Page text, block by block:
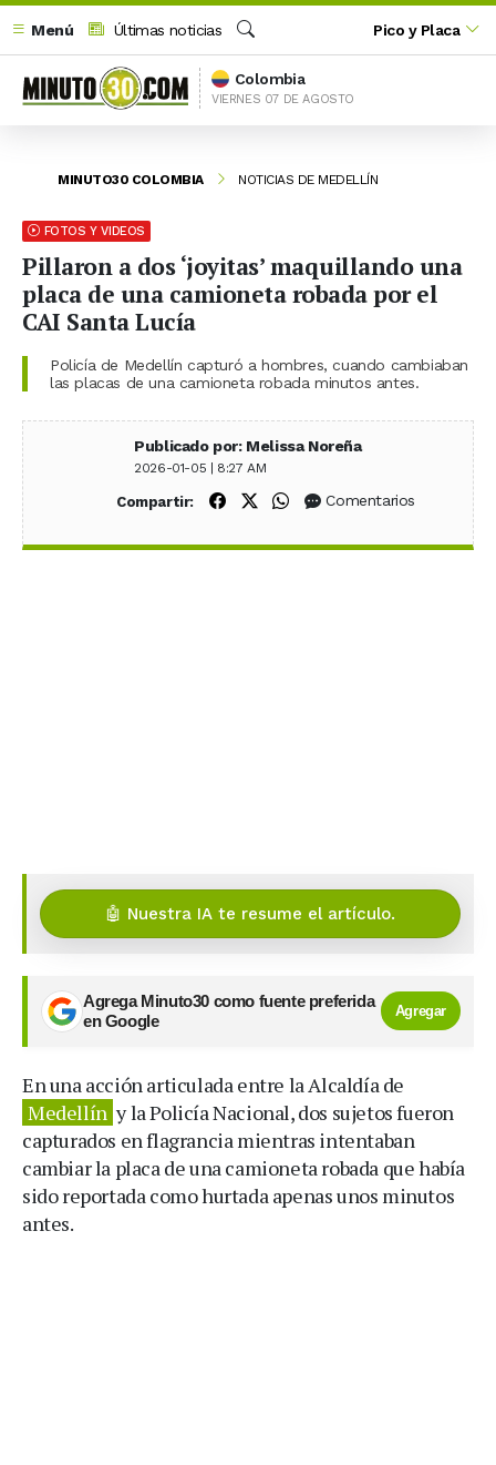
Menú
Últimas noticias
Buscar
Pico y Placa
Colombia
VIERNES 07 DE AGOSTO
MINUTO30 COLOMBIA NOTICIAS DE MEDELLÍN
FOTOS Y VIDEOS
Pillaron a dos ‘joyitas’ maquillando una
placa de una camioneta robada por el
CAI Santa Lucía
Policía de Medellín capturó a hombres, cuando cambiaban
las placas de una camioneta robada minutos antes.
Publicado por: Melissa Noreña
2026-01-05 | 8:27 AM
Compartir: Compartir en Facebook
Compartir en X (Twitter)
Compartir en WhatsApp
Comentarios
🤖 Nuestra IA te resume el artículo.
Agrega Minuto30 como fuente preferida
en Google
Agregar
En una acción articulada entre la Alcaldía de
Medellín y la Policía Nacional, dos sujetos fueron
capturados en flagrancia mientras intentaban
cambiar la placa de una camioneta robada que había
sido reportada como hurtada apenas unos minutos
antes.